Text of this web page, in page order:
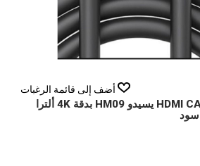
أضف إلى قائمة الرغبات
كابل HDMI الى HDMI CABLE يسيدو HM09 بدقة 4K ألترا